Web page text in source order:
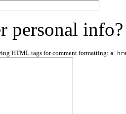
personal info?
HTML tags for comment formatting: a